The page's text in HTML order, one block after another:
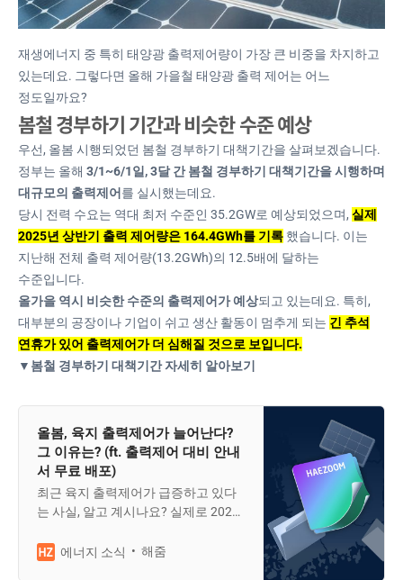
재생에너지 중 특히 태양광 출력제어량이 가장 큰 비중을 차지하고
있는데요. 그렇다면 올해 가을철 태양광 출력 제어는 어느
정도일까요?
봄철 경부하기 기간과 비슷한 수준 예상
우선, 올봄 시행되었던 봄철 경부하기 대책기간을 살펴보겠습니다.
정부는 올해 3/1~6/1일, 3달 간 봄철 경부하기 대책기간을 시행하며
대규모의 출력제어 를 실시했는데요.
당시 전력 수요는 역대 최저 수준인 35.2GW로 예상되었으며, 실제
2025년 상반기 출력 제어량은 164.4GWh를 기록 했습니다. 이는
지난해 전체 출력 제어량(13.2GWh)의 12.5배에 달하는
수준입니다.
올가을 역시 비슷한 수준의 출력제어가 예상되고 있는데요. 특히,
대부분의 공장이나 기업이 쉬고 생산 활동이 멈추게 되는 긴 추석
연휴가 있어 출력제어가 더 심해질 것으로 보입니다.
▼봄철 경부하기 대책기간 자세히 알아보기
올봄, 육지 출력제어가 늘어난다?
그 이유는? (ft. 출력제어 대비 안내
서 무료 배포)
최근 육지 출력제어가 급증하고 있다
는 사실, 알고 계시나요? 실제로 2024
13배나 증가했습니다. 아쉽게도 앞으
에너지 소식 해줌